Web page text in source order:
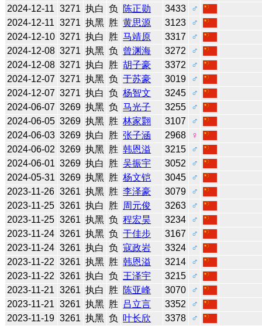
2024-12-11 3271 执白 负 陈正勋 3433
♂
2024-12-11 3271 执黑 胜 黄思源 3123
♂
2024-12-10 3271 执白 胜 马靖原 3317
♂
2024-12-08 3271 执黑 负 曾渊海 3272
♂
2024-12-08 3271 执白 胜 胡子豪 3372
♂
2024-12-07 3271 执黑 负 于苏豪 3019
♂
2024-12-07 3271 执白 负 杨智文 3245
♂
2024-06-07 3269 执黑 负 马光子 3255
♂
2024-06-05 3269 执黑 胜 林家翾 3107
♂
2024-06-03 3269 执白 胜 张子涵 2968
♀
2024-06-02 3269 执黑 胜 韩恩溢 3215
♂
2024-06-01 3269 执白 胜 吴振宇 3052
♂
2024-05-31 3269 执黑 胜 杨文铠 3045
♂
2023-11-26 3261 执黑 胜 李泽豪 3079
♂
2023-11-25 3261 执白 胜 周元俊 3263
♂
2023-11-25 3261 执黑 负 程宏昊 3234
♂
2023-11-24 3261 执黑 负 于佳步 3167
♂
2023-11-24 3261 执白 负 寇政岩 3324
♂
2023-11-22 3261 执黑 胜 韩恩溢 3214
♂
2023-11-22 3261 执白 负 王泽宇 3215
♂
2023-11-21 3261 执白 胜 陈亚峰 3070
♂
2023-11-21 3261 执黑 胜 吕立言 3352
♂
2023-11-19 3261 执黑 负 叶长欣 3378
♂